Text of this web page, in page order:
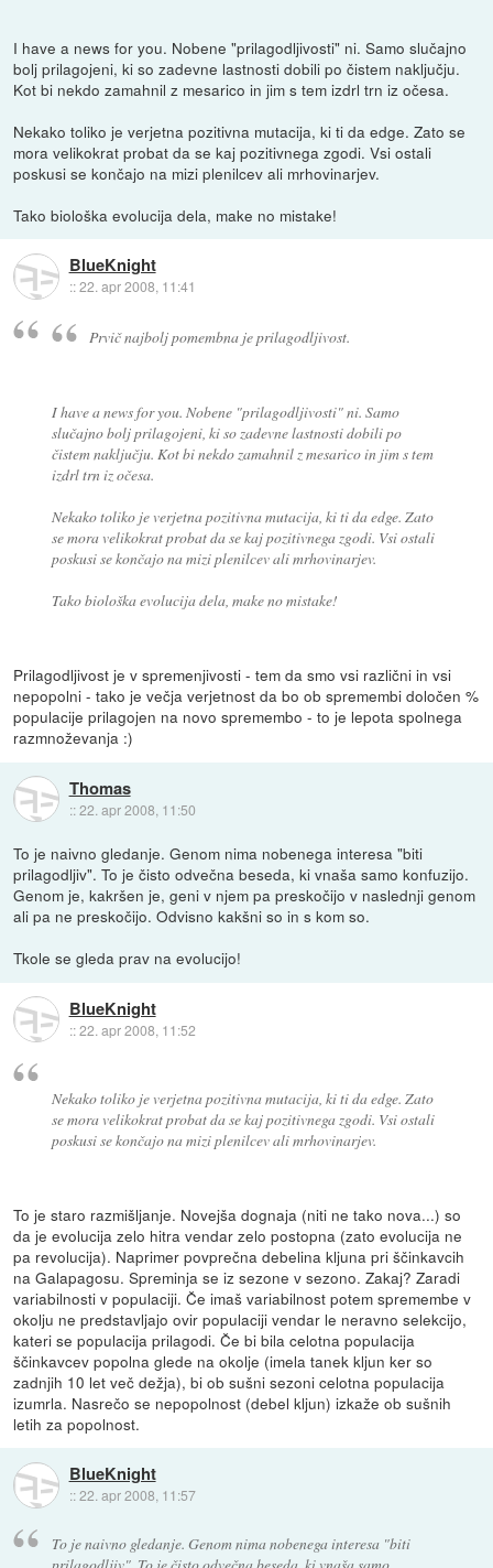
I have a news for you. Nobene "prilagodljivosti" ni. Samo slučajno
bolj prilagojeni, ki so zadevne lastnosti dobili po čistem naključju.
Kot bi nekdo zamahnil z mesarico in jim s tem izdrl trn iz očesa.
Nekako toliko je verjetna pozitivna mutacija, ki ti da edge. Zato se
mora velikokrat probat da se kaj pozitivnega zgodi. Vsi ostali
poskusi se končajo na mizi plenilcev ali mrhovinarjev.
Tako biološka evolucija dela, make no mistake!
BlueKnight
::22. apr 2008, 11:41
Prvič najbolj pomembna je prilagodljivost.
I have a news for you. Nobene "prilagodljivosti" ni. Samo
slučajno bolj prilagojeni, ki so zadevne lastnosti dobili po
čistem naključju. Kot bi nekdo zamahnil z mesarico in jim s tem
izdrl trn iz očesa.
Nekako toliko je verjetna pozitivna mutacija, ki ti da edge. Zato
se mora velikokrat probat da se kaj pozitivnega zgodi. Vsi ostali
poskusi se končajo na mizi plenilcev ali mrhovinarjev.
Tako biološka evolucija dela, make no mistake!
Prilagodljivost je v spremenjivosti - tem da smo vsi različni in vsi
nepopolni - tako je večja verjetnost da bo ob spremembi določen %
populacije prilagojen na novo spremembo - to je lepota spolnega
razmnoževanja :)
Thomas
::22. apr 2008, 11:50
To je naivno gledanje. Genom nima nobenega interesa "biti
prilagodljiv". To je čisto odvečna beseda, ki vnaša samo konfuzijo.
Genom je, kakršen je, geni v njem pa preskočijo v naslednji genom
ali pa ne preskočijo. Odvisno kakšni so in s kom so.
Tkole se gleda prav na evolucijo!
BlueKnight
::22. apr 2008, 11:52
Nekako toliko je verjetna pozitivna mutacija, ki ti da edge. Zato
se mora velikokrat probat da se kaj pozitivnega zgodi. Vsi ostali
poskusi se končajo na mizi plenilcev ali mrhovinarjev.
To je staro razmišljanje. Novejša dognaja (niti ne tako nova...) so
da je evolucija zelo hitra vendar zelo postopna (zato evolucija ne
pa revolucija). Naprimer povprečna debelina kljuna pri ščinkavcih
na Galapagosu. Spreminja se iz sezone v sezono. Zakaj? Zaradi
variabilnosti v populaciji. Če imaš variabilnost potem spremembe v
okolju ne predstavljajo ovir populaciji vendar le neravno selekcijo,
kateri se populacija prilagodi. Če bi bila celotna populacija
ščinkavcev popolna glede na okolje (imela tanek kljun ker so
zadnjih 10 let več dežja), bi ob sušni sezoni celotna populacija
izumrla. Nasrečo se nepopolnost (debel kljun) izkaže ob sušnih
letih za popolnost.
BlueKnight
::22. apr 2008, 11:57
To je naivno gledanje. Genom nima nobenega interesa "biti